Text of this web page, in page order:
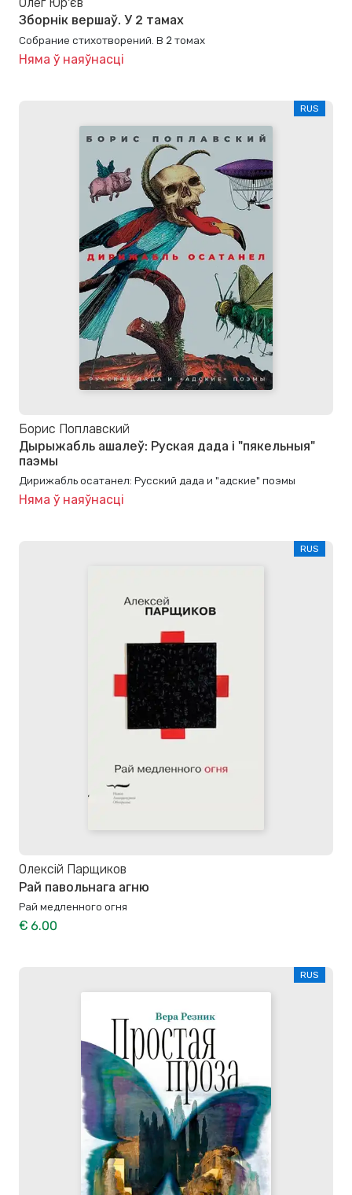
Зборнік вершаў. У 2 тамах
Собрание стихотворений. В 2 томах
Няма ў наяўнасці
RUS
Борис Поплавский
Дырыжабль ашалеў: Руская дада і "пякельныя"
паэмы
Дирижабль осатанел: Русский дада и "адские" поэмы
Няма ў наяўнасці
RUS
Олексій Парщиков
Рай павольнага агню
Рай медленного огня
€ 6.00
RUS